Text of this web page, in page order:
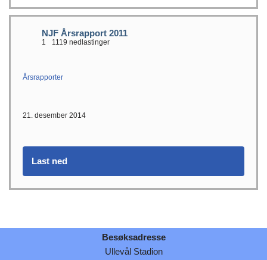
NJF Årsrapport 2011
1 1119 nedlastinger
Årsrapporter
21. desember 2014
Last ned
Besøksadresse
Ullevål Stadion